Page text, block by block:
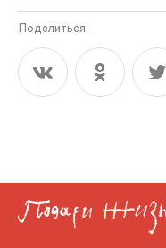
Поделиться: